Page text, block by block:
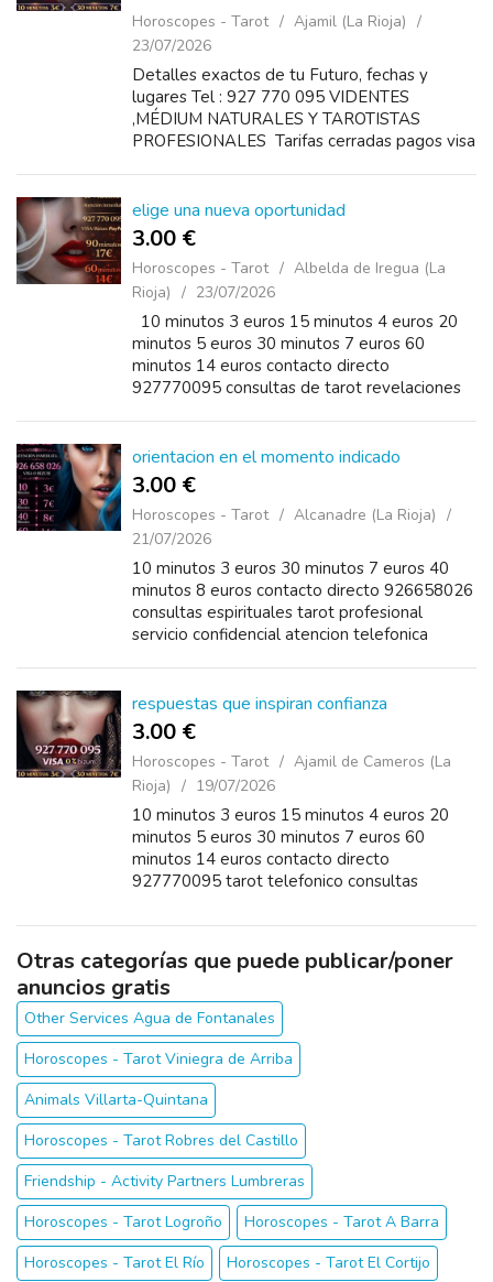
Horoscopes - Tarot
Ajamil (La Rioja)
23/07/2026
Detalles exactos de tu Futuro, fechas y
lugares Tel : 927 770 095 VIDENTES
,MÉDIUM NATURALES Y TAROTISTAS
PROFESIONALES Tarifas cerradas pagos visa
elige una nueva oportunidad
3.00 €
Horoscopes - Tarot
Albelda de Iregua (La
Rioja)
23/07/2026
10 minutos 3 euros 15 minutos 4 euros 20
minutos 5 euros 30 minutos 7 euros 60
minutos 14 euros contacto directo
927770095 consultas de tarot revelaciones
orientacion en el momento indicado
3.00 €
Horoscopes - Tarot
Alcanadre (La Rioja)
21/07/2026
10 minutos 3 euros 30 minutos 7 euros 40
minutos 8 euros contacto directo 926658026
consultas espirituales tarot profesional
servicio confidencial atencion telefonica
respuestas que inspiran confianza
3.00 €
Horoscopes - Tarot
Ajamil de Cameros (La
Rioja)
19/07/2026
10 minutos 3 euros 15 minutos 4 euros 20
minutos 5 euros 30 minutos 7 euros 60
minutos 14 euros contacto directo
927770095 tarot telefonico consultas
profesional disponibilidad diaria
Otras categorías que puede publicar/poner
anuncios gratis
Other Services Agua de Fontanales
Horoscopes - Tarot Viniegra de Arriba
Animals Villarta-Quintana
Horoscopes - Tarot Robres del Castillo
Friendship - Activity Partners Lumbreras
Horoscopes - Tarot Logroño
Horoscopes - Tarot A Barra
Horoscopes - Tarot El Río
Horoscopes - Tarot El Cortijo